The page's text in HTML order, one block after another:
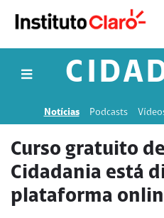
Notícias Podcasts
Curso gratuito
Cidadania está
plataforma